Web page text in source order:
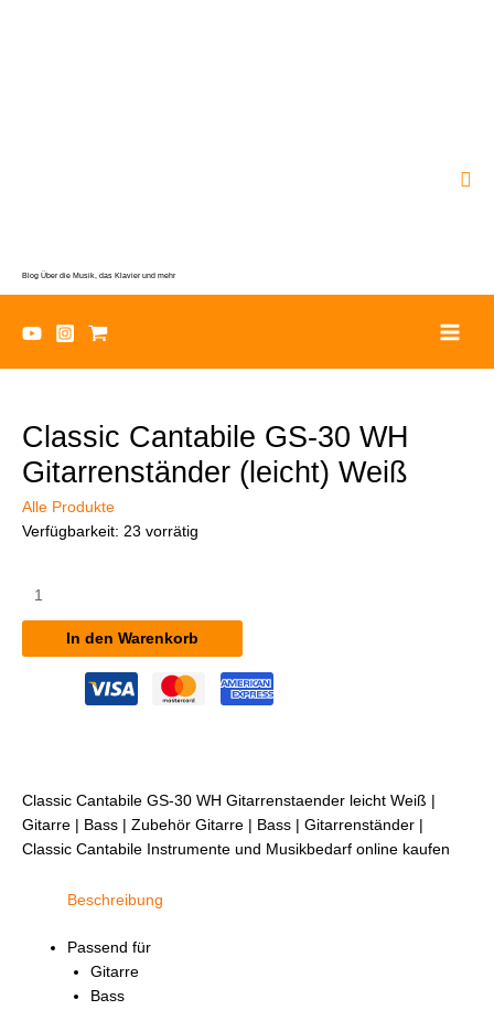
Blog Über die Musik, das Klavier und mehr
Classic Cantabile GS-30 WH
Gitarrenständer (leicht) Weiß
Alle Produkte
Verfügbarkeit: 23 vorrätig
Cantabile
30
Gitarrenständer
In den Warenkorb
Classic Cantabile GS-30 WH Gitarrenstaender leicht Weiß |
Gitarre | Bass | Zubehör Gitarre | Bass | Gitarrenständer |
Classic Cantabile Instrumente und Musikbedarf online kaufen
Beschreibung
Passend für
Gitarre
Bass